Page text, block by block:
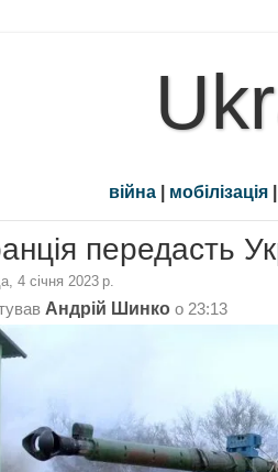
війна | мобілізація |
передасть
4 січня 2023 р.
Андрій Шинко о 23:13